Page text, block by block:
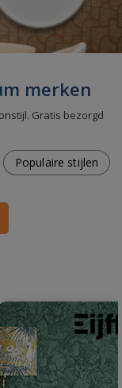
merken
Gratis bezorgd
Populaire stijlen